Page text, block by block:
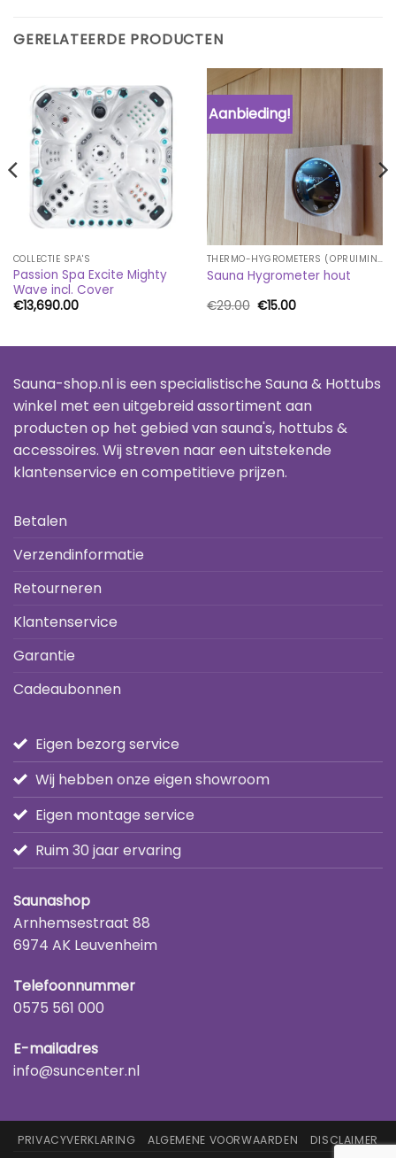
GERELATEERDE PRODUCTEN
COLLECTIE SPA'S
Passion Spa Excite Mighty
Wave incl. Cover
€13,690.00
Aanbieding!
THERMO-HYGROMETERS (OPRUIMING)
Sauna Hygrometer hout
€29.00 Oorspronkelijke
€15.00Huidige
Sauna-shop.nl is een specialistische Sauna & Hottubs
winkel met een uitgebreid assortiment aan
producten op het gebied van sauna's, hottubs &
accessoires. Wij streven naar een uitstekende
klantenservice en competitieve prijzen.
Betalen
Verzendinformatie
Retourneren
Klantenservice
Garantie
Cadeaubonnen
Eigen bezorg service
Wij hebben onze eigen showroom
Eigen montage service
Ruim 30 jaar ervaring
Saunashop
Arnhemsestraat 88
6974 AK Leuvenheim
Telefoonnummer
0575 561 000
E-mailadres
info@suncenter.nl
PRIVACYVERKLARING ALGEMENE VOORWAARDEN DISCLAIMER